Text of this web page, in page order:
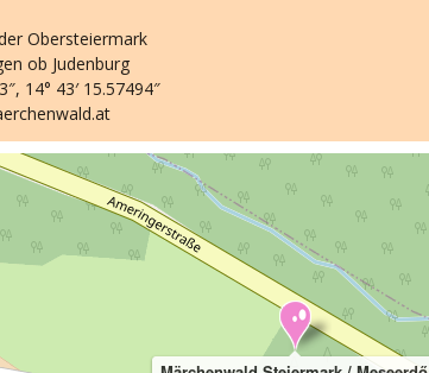
Obersteiermark
ob Judenburg
14° 43′ 15.57494″